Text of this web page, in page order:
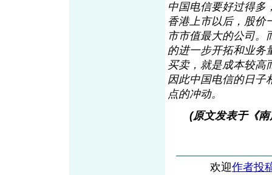
中国电信要好过得多
香港上市以后，股价
市市值最大的公司。
的进一步开拓和业务
买卖，就是成本较高
因此中国电信的日子
点的冲动。
(原文发表于《
欢迎作者投